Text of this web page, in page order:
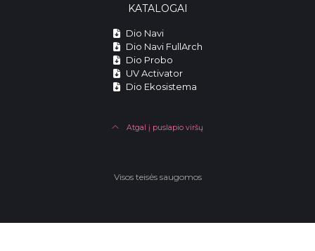
KATALOGAI
Dio Navi
Dio Navi FullArch
Dio Probo
UV Activator
Dio Ekosistema
Atgal į puslapio viršų
Visos teisės saugomos